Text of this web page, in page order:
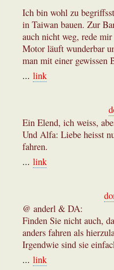
Ich bin wohl zu
in Taiwan bauen. Zur
auch nicht weg, rede
Motor läuft wunderbar
man mit einer gewissen
... link
Ein Elend, ich weiss,
Und Alfa: Liebe heisst
fahren.
... link
@ anderl & DA:
Finden Sie nicht auch,
anders fahren als
Irgendwie sind sie
... link